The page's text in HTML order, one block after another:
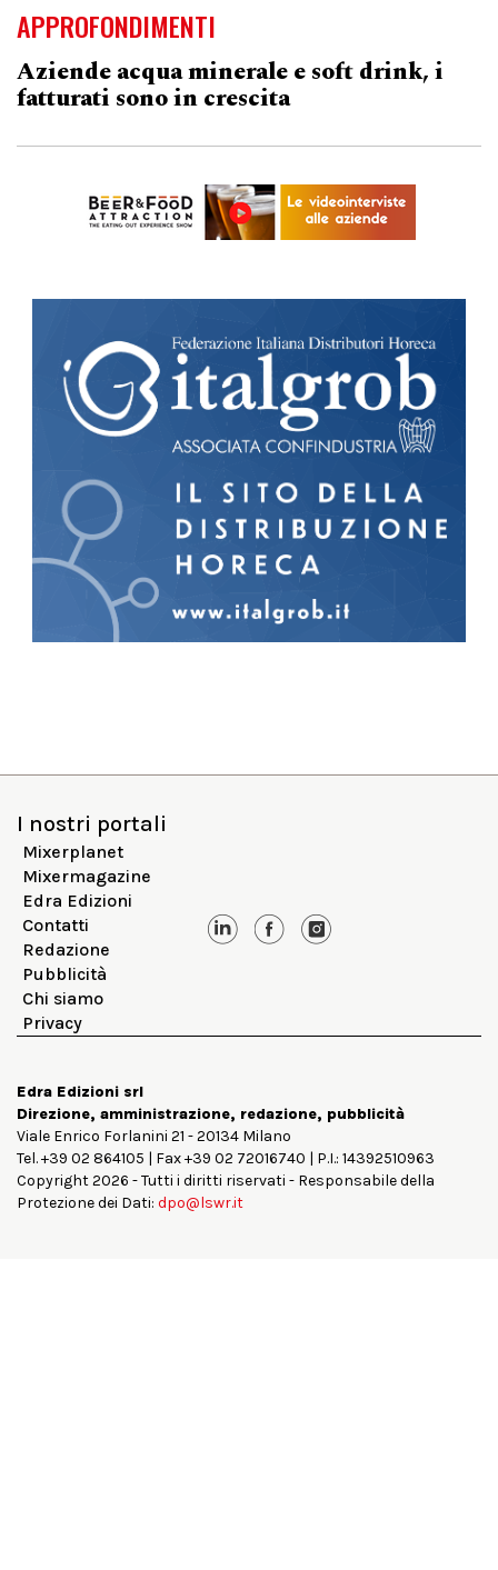
APPROFONDIMENTI
Aziende acqua minerale e soft drink, i
fatturati sono in crescita
I nostri portali
Mixerplanet
Mixermagazine
Edra Edizioni
Contatti
Redazione
Pubblicità
Chi siamo
Privacy
Edra Edizioni srl
Direzione, amministrazione, redazione, pubblicità
Viale Enrico Forlanini 21 - 20134 Milano
Tel. +39 02 864105 | Fax +39 02 72016740 | P.I.: 14392510963
Copyright 2026 - Tutti i diritti riservati - Responsabile della
Protezione dei Dati: dpo@lswr.it